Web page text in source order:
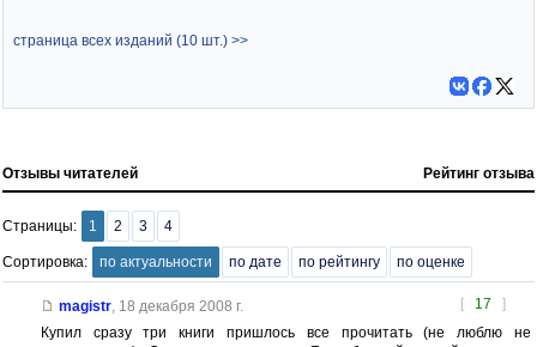
страница всех изданий (10 шт.) >>
Отзывы читателей Рейтинг отзыва
Страницы: 1 2 3 4
Сортировка: по актуальности по дате по рейтингу по оценке
[ 17 ]
magistr, 18 декабря 2008 г.
Купил сразу три книги пришлось все прочитать (не люблю не